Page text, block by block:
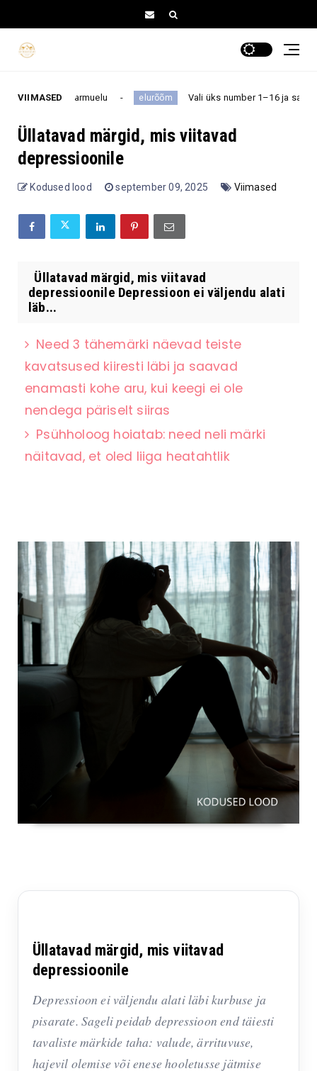
VIIMASED
armuelu elurõõm Vali üks number 1–16 ja saa teada,
Üllatavad märgid, mis viitavad
depressioonile
Kodused lood september 09, 2025 Viimased
Üllatavad märgid, mis viitavad
depressioonile Depressioon ei väljendu alati
läb...
Need 3 tähemärki näevad teiste
kavatsused kiiresti läbi ja saavad
enamasti kohe aru, kui keegi ei ole
nendega päriselt siiras
Psühholoog hoiatab: need neli märki
näitavad, et oled liiga heatahtlik
Üllatavad märgid, mis viitavad
depressioonile
Depressioon ei väljendu alati läbi kurbuse ja
pisarate. Sageli peidab depressioon end täiesti
tavaliste märkide taha: valude, ärrituvuse,
hajevil olemise või enese hooletusse jätmise